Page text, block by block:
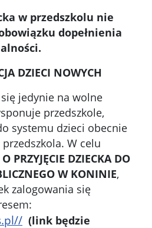
w przedszkolu nie
dopełnienia
DZIECI NOWYCH
jedynie na wolne
przedszkole,
systemu dzieci obecnie
W celu
PRZYJĘCIE DZIECKA DO
W KONINIE,
zalogowania się
(link będzie